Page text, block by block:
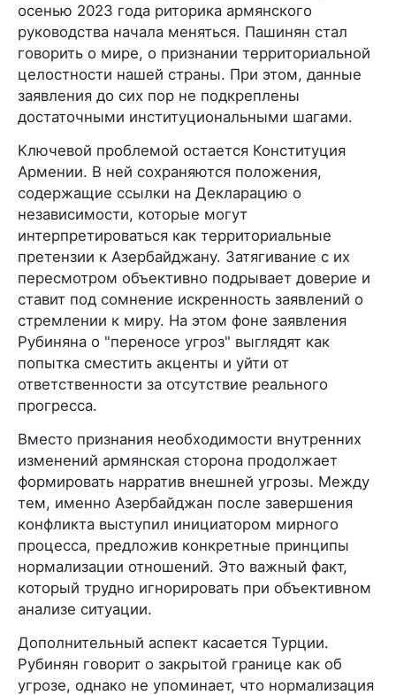
осенью 2023 года риторика армянского
руководства начала меняться. Пашинян стал
говорить о мире, о признании территориальной
целостности нашей страны. При этом, данные
заявления до сих пор не подкреплены
достаточными институциональными шагами.
Ключевой проблемой остается Конституция
Армении. В ней сохраняются положения,
содержащие ссылки на Декларацию о
независимости, которые могут
интерпретироваться как территориальные
претензии к Азербайджану. Затягивание с их
пересмотром объективно подрывает доверие и
ставит под сомнение искренность заявлений о
стремлении к миру. На этом фоне заявления
Рубиняна о "переносе угроз" выглядят как
попытка сместить акценты и уйти от
ответственности за отсутствие реального
прогресса.
Вместо признания необходимости внутренних
изменений армянская сторона продолжает
формировать нарратив внешней угрозы. Между
тем, именно Азербайджан после завершения
конфликта выступил инициатором мирного
процесса, предложив конкретные принципы
нормализации отношений. Это важный факт,
который трудно игнорировать при объективном
анализе ситуации.
Дополнительный аспект касается Турции.
Рубинян говорит о закрытой границе как об
угрозе, однако не упоминает, что нормализация